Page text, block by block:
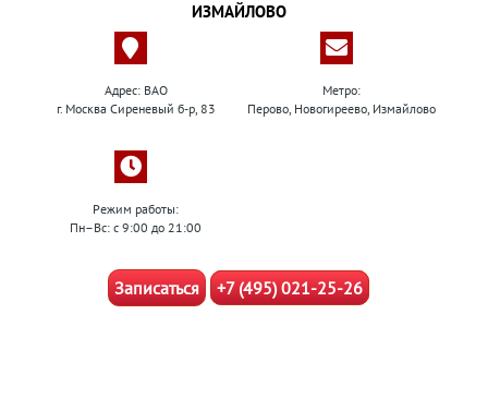
ИЗМАЙЛОВО
Адрес: ВАО
г. Москва Сиреневый б-р, 83
Метро:
Перово, Новогиреево, Измайлово
Режим работы:
Пн–Вс: с 9:00 до 21:00
Записаться +7 (495) 021-25-26